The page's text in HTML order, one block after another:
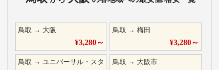
鳥取 → 大阪
¥3,280～
鳥取 →梅田
¥3,280～
鳥取 → ユニバーサル・スタ
鳥取 → 大阪市